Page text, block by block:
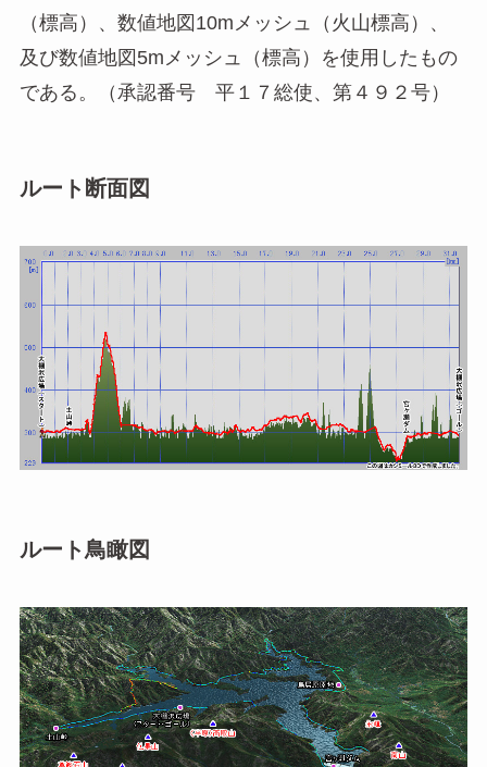
（標高）、数値地図10mメッシュ（火山標高）、
及び数値地図5mメッシュ（標高）を使用したもの
である。（承認番号 平１７総使、第４９２号）
ルート断面図
ルート鳥瞰図